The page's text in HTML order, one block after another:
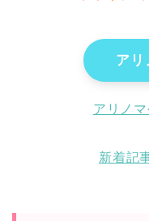
アリ
アリノ
新着記